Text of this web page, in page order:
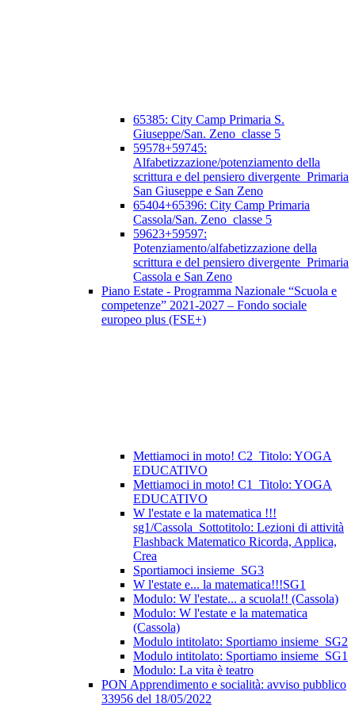
65385: City Camp Primaria S.
Giuseppe/San. Zeno_classe 5
59578+59745:
Alfabetizzazione/potenziamento della
scrittura e del pensiero divergente_Primaria
San Giuseppe e San Zeno
65404+65396: City Camp Primaria
Cassola/San. Zeno_classe 5
59623+59597:
Potenziamento/alfabetizzazione della
scrittura e del pensiero divergente_Primaria
Cassola e San Zeno
Piano Estate - Programma Nazionale “Scuola e
competenze” 2021-2027 – Fondo sociale
europeo plus (FSE+)
Mettiamoci in moto! C2_Titolo: YOGA
EDUCATIVO
Mettiamoci in moto! C1_Titolo: YOGA
EDUCATIVO
W l'estate e la matematica !!!
sg1/Cassola_Sottotitolo: Lezioni di attività
Flashback Matematico Ricorda, Applica,
Crea
Sportiamoci insieme_SG3
W l'estate e... la matematica!!!SG1
Modulo: W l'estate... a scuola!! (Cassola)
Modulo: W l'estate e la matematica
(Cassola)
Modulo intitolato: Sportiamo insieme_SG2
Modulo intitolato: Sportiamo insieme_SG1
Modulo: La vita è teatro
PON Apprendimento e socialità: avviso pubblico
33956 del 18/05/2022